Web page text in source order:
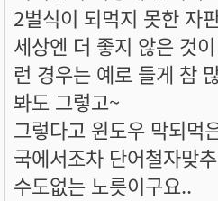
2벌식이 되먹지 못한 자
세상엔 더 좋지 않은 것
런 경우는 예로 들게 참
봐도 그렇고~
그렇다고 윈도우 막되먹
국에서조차 단어철자맞
수도없는 노릇이구요..